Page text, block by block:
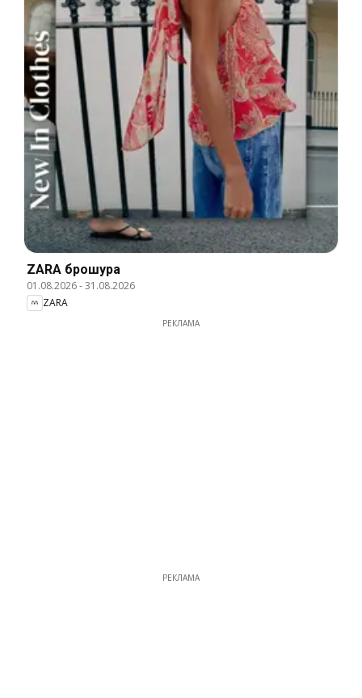
ZARA брошура
01.08.2026-31.08.2026
ZARA
РЕКЛАМА
РЕКЛАМА